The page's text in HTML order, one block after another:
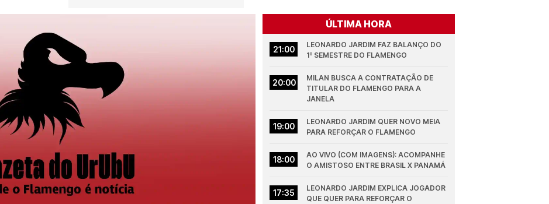
ÚLTIMA HORA
21:00
LEONARDO JARDIM FAZ BALANÇO DO
1º SEMESTRE DO FLAMENGO
20:00
MILAN BUSCA A CONTRATAÇÃO DE
TITULAR DO FLAMENGO PARA A
JANELA
19:00
LEONARDO JARDIM QUER NOVO MEIA
PARA REFORÇAR O FLAMENGO
18:00
AO VIVO (COM IMAGENS): ACOMPANHE
O AMISTOSO ENTRE BRASIL X PANAMÁ
17:35
LEONARDO JARDIM EXPLICA JOGADOR
QUE QUER PARA REFORÇAR O